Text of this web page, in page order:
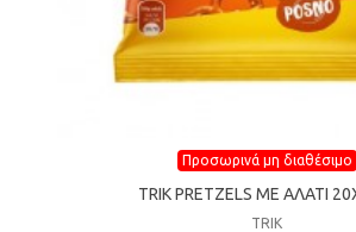
Προσωρινά μη διαθέσιμο
TRIK PRETZELS ΜΕ ΑΛΑΤΙ
TRIK